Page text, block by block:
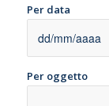
Per data
Per oggetto